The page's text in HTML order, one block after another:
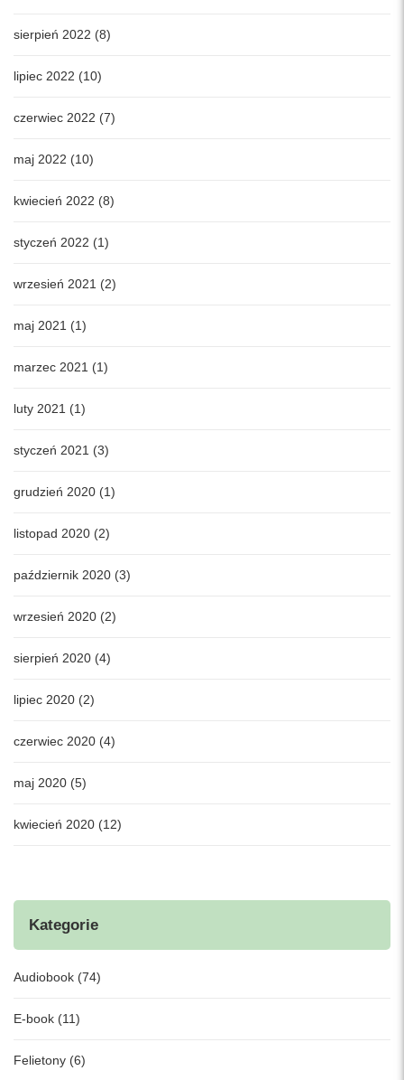
sierpień 2022 (8)
lipiec 2022 (10)
czerwiec 2022 (7)
maj 2022 (10)
kwiecień 2022 (8)
styczeń 2022 (1)
wrzesień 2021 (2)
maj 2021 (1)
marzec 2021 (1)
luty 2021 (1)
styczeń 2021 (3)
grudzień 2020 (1)
listopad 2020 (2)
październik 2020 (3)
wrzesień 2020 (2)
sierpień 2020 (4)
lipiec 2020 (2)
czerwiec 2020 (4)
maj 2020 (5)
kwiecień 2020 (12)
Kategorie
Audiobook (74)
E-book (11)
Felietony (6)